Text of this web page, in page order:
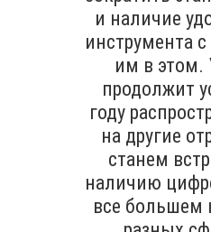
и наличие
инструмента
им в этом.
продолжит
году
на другие
станем
наличию
все большем